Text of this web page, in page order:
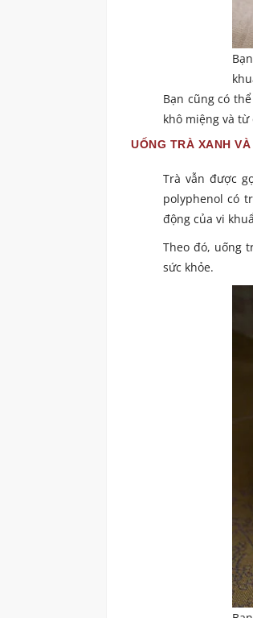
Bạn cũng có
khô miệng và
UỐNG TRÀ XANH
Trà vẫn được
polyphenol có
động của vi
Theo đó, uống
sức khỏe.